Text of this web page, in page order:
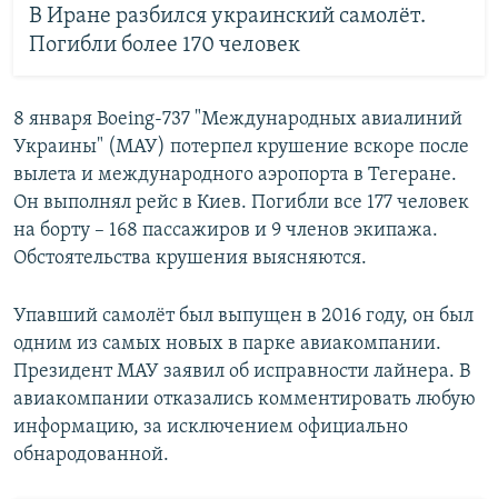
В Иране разбился украинский самолёт.
Погибли более 170 человек
8 января Boeing-737 "Международных авиалиний
Украины" (МАУ) потерпел крушение вскоре после
вылета и международного аэропорта в Тегеране.
Он выполнял рейс в Киев. Погибли все 177 человек
на борту – 168 пассажиров и 9 членов экипажа.
Обстоятельства крушения выясняются.
Упавший самолёт был выпущен в 2016 году, он был
одним из самых новых в парке авиакомпании.
Президент МАУ заявил об исправности лайнера. В
авиакомпании отказались комментировать любую
информацию, за исключением официально
обнародованной.